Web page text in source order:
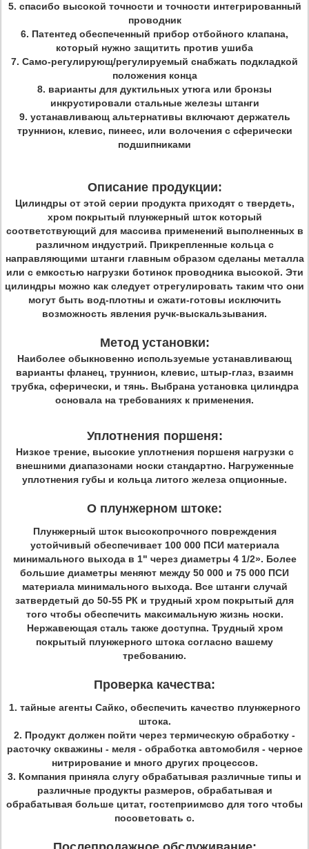
5. спасибо высокой точности и точности интегрированный
проводник
6. Патентед обеспеченный прибор отбойного клапана,
который нужно защитить против ушиба
7. Само-регулирующ/регулируемый снабжать подкладкой
положения конца
8. варианты для дуктильных утюга или бронзы
инкрустировали стальные железы штанги
9. устанавливающ альтернативы включают держатель
труннион, клевис, пинеес, или волочения с сферически
подшипниками
Описание продукции:
Цилиндры от этой серии продукта приходят с твердеть,
хром покрытый плунжерный шток который
соответствующий для массива применений выполненных в
различном индустрий. Прикрепленные кольца с
направляющими штанги главным образом сделаны металла
или с емкостью нагрузки ботинок проводника высокой. Эти
цилиндры можно как следует отрегулировать таким что они
могут быть вод-плотны и сжати-готовы исключить
возможность явления ручк-выскальзывания.
Метод установки:
Наиболее обыкновенно используемые устанавливающ
варианты фланец, труннион, клевис, штыр-глаз, взаимн
трубка, сферически, и тянь. Выбрана установка цилиндра
основала на требованиях к применения.
Уплотнения поршеня:
Низкое трение, высокие уплотнения поршеня нагрузки с
внешними диапазонами носки стандартно. Нагруженные
уплотнения губы и кольца литого железа опционные.
О плунжерном штоке:
Плунжерный шток высокопрочного повреждения
устойчивый обеспечивает 100 000 ПСИ материала
минимального выхода в 1" через диаметры 4 1/2». Более
большие диаметры меняют между 50 000 и 75 000 ПСИ
материала минимального выхода. Все штанги случай
затвердетый до 50-55 РК и трудный хром покрытый для
того чтобы обеспечить максимальную жизнь носки.
Нержавеющая сталь также доступна. Трудный хром
покрытый плунжерного штока согласно вашему
требованию.
Проверка качества:
1. тайные агенты Сайко, обеспечить качество плунжерного
штока.
2. Продукт должен пойти через термическую обработку -
расточку скважины - меля - обработка автомобиля - черное
нитрирование и много других процессов.
3. Компания приняла слугу обрабатывая различные типы и
различные продукты размеров, обрабатывая и
обрабатывая больше цитат, гостеприимсво для того чтобы
посоветовать с.